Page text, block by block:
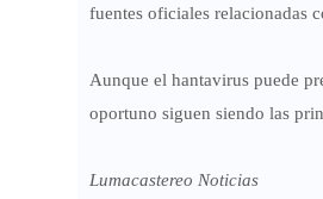
fuentes oficiales relacionadas
Aunque el hantavirus puede
oportuno siguen siendo las
Lumacastereo Noticias